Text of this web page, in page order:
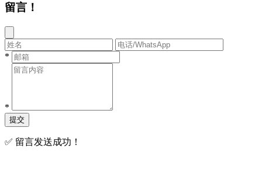
留言！
*
*
提交
✅ 留言发送成功！